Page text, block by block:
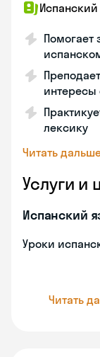
Испанский
Помогает
интересы
лексику
Читать
Услуги и
Испанский
Уроки
Читать